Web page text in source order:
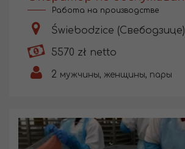
Работа на производстве
Świebodzice (Свебодзице)
5570 zł netto
2 мужчины, женщины, пары